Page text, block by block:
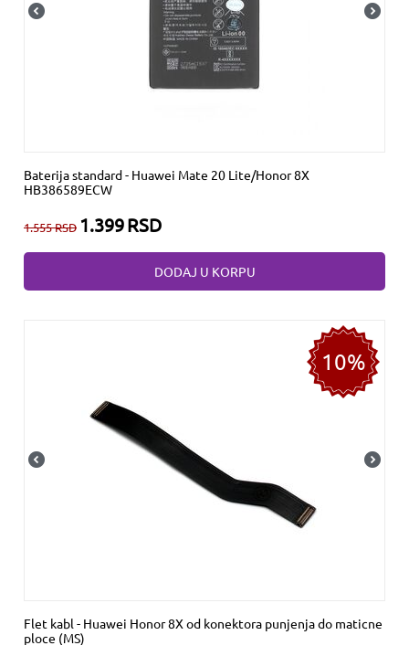
Baterija standard - Huawei Mate 20 Lite/Honor 8X
HB386589ECW
1.555RSD 1.399RSD
DODAJ U KORPU
10%
Flet kabl - Huawei Honor 8X od konektora punjenja do maticne
ploce (MS)